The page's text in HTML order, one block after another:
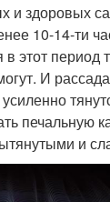
и здоровых
10-14-ти
этот период
И
печальную
и